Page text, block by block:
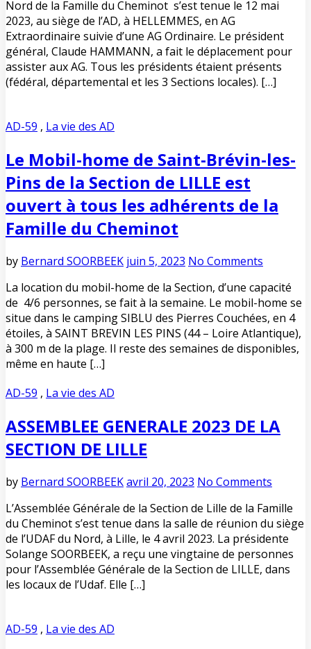
Nord de la Famille du Cheminot s’est tenue le 12 mai
2023, au siège de l’AD, à HELLEMMES, en AG
Extraordinaire suivie d’une AG Ordinaire. Le président
général, Claude HAMMANN, a fait le déplacement pour
assister aux AG. Tous les présidents étaient présents
(fédéral, départemental et les 3 Sections locales). […]
AD-59 , La vie des AD
Le Mobil-home de Saint-Brévin-les-
Pins de la Section de LILLE est
ouvert à tous les adhérents de la
Famille du Cheminot
by Bernard SOORBEEK juin 5, 2023 No Comments
La location du mobil-home de la Section, d’une capacité
de 4/6 personnes, se fait à la semaine. Le mobil-home se
situe dans le camping SIBLU des Pierres Couchées, en 4
étoiles, à SAINT BREVIN LES PINS (44 – Loire Atlantique),
à 300 m de la plage. Il reste des semaines de disponibles,
même en haute […]
AD-59 , La vie des AD
ASSEMBLEE GENERALE 2023 DE LA
SECTION DE LILLE
by Bernard SOORBEEKavril 20, 2023 No Comments
L’Assemblée Générale de la Section de Lille de la Famille
du Cheminot s’est tenue dans la salle de réunion du siège
de l’UDAF du Nord, à Lille, le 4 avril 2023. La présidente
Solange SOORBEEK, a reçu une vingtaine de personnes
pour l’Assemblée Générale de la Section de LILLE, dans
les locaux de l’Udaf. Elle […]
AD-59 , La vie des AD